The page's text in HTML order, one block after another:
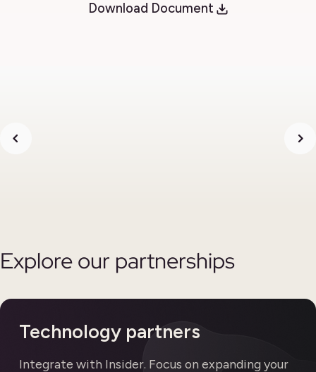
Download Document
Explore our partnerships
Technology partners
Integrate with Insider. Focus on expanding your